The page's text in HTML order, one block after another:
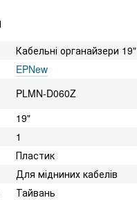
Кабельні органайзери 19"
EPNew
PLMN-D060Z
19"
1
Пластик
Для мідниних кабелів
Тайвань